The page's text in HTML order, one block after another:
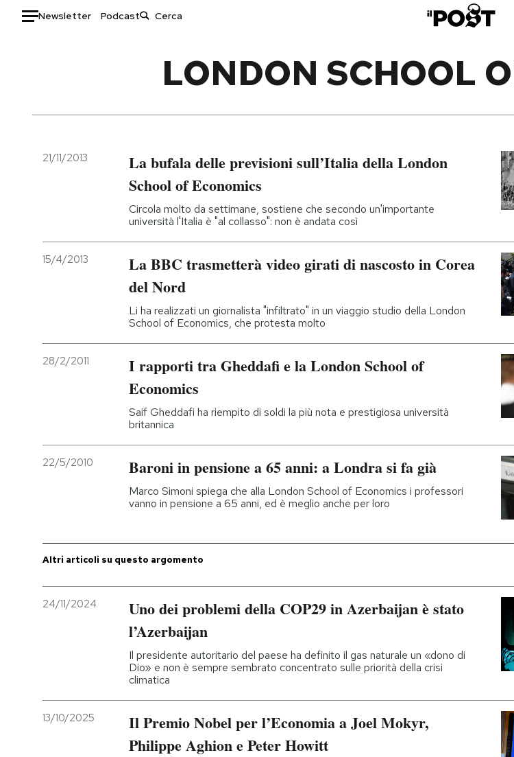
Newsletter Podcast
Italia
Politica
Economia
Moda
Ok Boomer!
Media
Mondiali calcio 2026
I MIEI PREFERITI
SHOP
AREA PERSONALE
Entra
LONDON SCHOOL
21/11/2013
La bufala delle previsioni sull’Italia della London
School of Economics
Circola molto da settimane, sostiene che secondo un'importante
università l'Italia è "al collasso": non è andata così
15/4/2013
La BBC trasmetterà video girati di nascosto in Corea
del Nord
Li ha realizzati un giornalista "infiltrato" in un viaggio studio della London
School of Economics, che protesta molto
28/2/2011
I rapporti tra Gheddafi e la London School of
Economics
Saif Gheddafi ha riempito di soldi la più nota e prestigiosa università
britannica
22/5/2010 Baroni in pensione a 65 anni: a Londra si fa già
Marco Simoni spiega che alla London School of Economics i professori
vanno in pensione a 65 anni, ed è meglio anche per loro
Altri articoli su questo argomento
24/11/2024
Uno dei problemi della COP29 in Azerbaijan è stato
l’Azerbaijan
Il presidente autoritario del paese ha definito il gas naturale un «dono di
Dio» e non è sempre sembrato concentrato sulle priorità della crisi
climatica
13/10/2025
Il Premio Nobel per l’Economia a Joel Mokyr,
Philippe Aghion e Peter Howitt